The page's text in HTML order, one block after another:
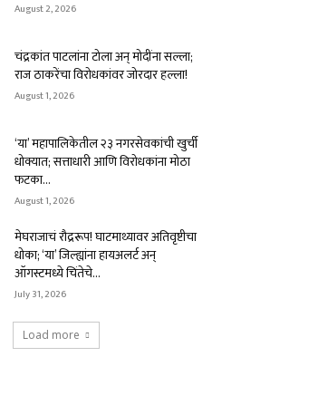
August 2, 2026
चंद्रकांत पाटलांना टोला अन् मोदींना सल्ला;
राज ठाकरेंचा विरोधकांवर जोरदार हल्ला!
August 1, 2026
‘या’ महापालिकेतील २३ नगरसेवकांची खुर्ची
धोक्यात; सत्ताधारी आणि विरोधकांना मोठा
फटका...
August 1, 2026
मेघराजाचं रौद्ररूप! घाटमाथ्यावर अतिवृष्टीचा
धोका; ‘या’ जिल्ह्यांना हायअलर्ट अन्
ऑगस्टमध्ये चिंतेचे...
July 31, 2026
Load more